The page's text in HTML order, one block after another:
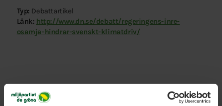
Typ: Debattartikel
Länk: http://www.dn.se/debatt/regeringens-inre-
osamja-hindrar-svenskt-klimatdriv/